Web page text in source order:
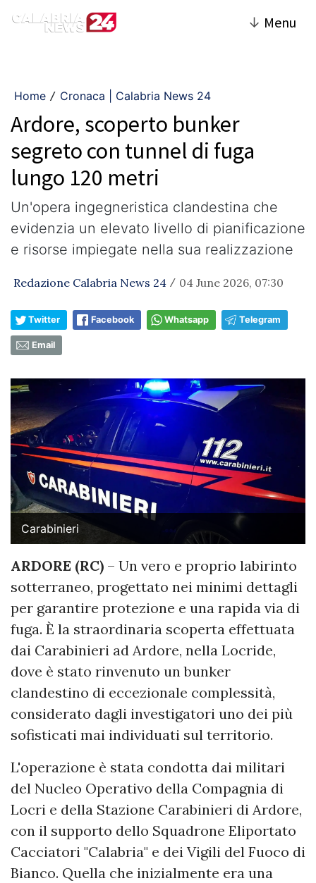
↓ Menu
Home / Cronaca | Calabria News 24
Ardore, scoperto bunker
segreto con tunnel di fuga
lungo 120 metri
Un'opera ingegneristica clandestina che
evidenzia un elevato livello di pianificazione
e risorse impiegate nella sua realizzazione
Redazione Calabria News 24 / 04 June 2026, 07:30
Twitter Facebook Whatsapp Telegram
Email
Carabinieri
ARDORE (RC) – Un vero e proprio labirinto
sotterraneo, progettato nei minimi dettagli
per garantire protezione e una rapida via di
fuga. È la straordinaria scoperta effettuata
dai Carabinieri ad Ardore, nella Locride,
dove è stato rinvenuto un bunker
clandestino di eccezionale complessità,
considerato dagli investigatori uno dei più
sofisticati mai individuati sul territorio.
L'operazione è stata condotta dai militari
del Nucleo Operativo della Compagnia di
Locri e della Stazione Carabinieri di Ardore,
con il supporto dello Squadrone Eliportato
Cacciatori "Calabria" e dei Vigili del Fuoco di
Bianco. Quella che inizialmente era una